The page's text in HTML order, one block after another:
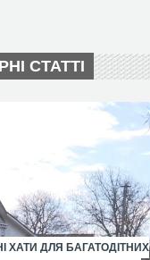
СТАТТІ
ХАТИ ДЛЯ БАГАТОДІТНИХ